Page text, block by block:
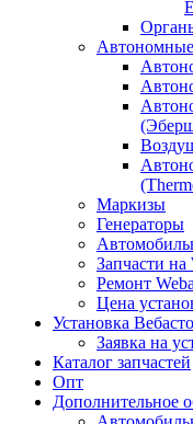
Маркизы
Генераторы
Запчасти на
Ремонт
Цена
Установка Вебасто
Заявка на
Каталог запчастей
Опт
Дополнительное